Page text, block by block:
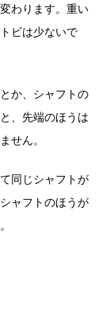
わります。重い
ビは少ないで
か、シャフトの
、先端のほうは
せん。
同じシャフトが
ャフトのほうが